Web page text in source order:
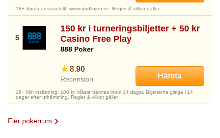
18+ Spela ansvarsfullt: www.stodlinjen.se. Regler & villkor gäller.
150 kr i turneringsbiljetter + 50 kr
Casino Free Play
888 Poker
8.90
Recension Hämta
18+ Min insättning: 100 kr. Måste hämtas inom 14 dagar. Biljetterna giltiga i 14
dagar efter uthämtning. Regler & villkor gäller.
Fler pokerrum